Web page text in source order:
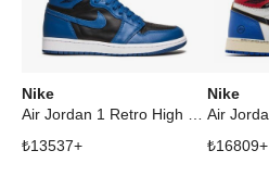
Nike
₺13537+
Nike
₺16809+